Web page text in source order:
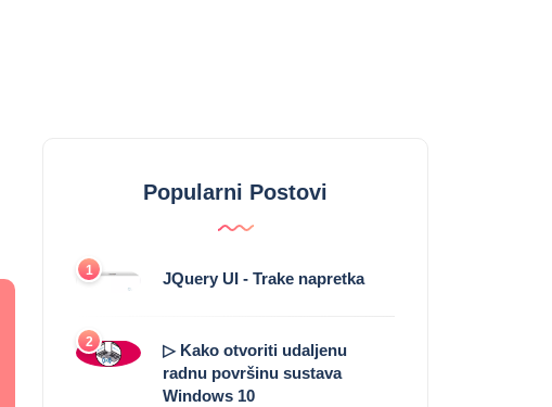
Popularni Postovi
1 JQuery UI - Trake napretka
2
▷ Kako otvoriti udaljenu
radnu površinu sustava
Windows 10